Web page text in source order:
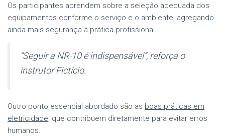
Os participantes aprendem sobre a seleção adequada dos
equipamentos conforme o serviço e o ambiente, agregando
ainda mais segurança à prática profissional.
“Seguir a NR-10 é indispensável”, reforça o
instrutor Fictício.
Outro ponto essencial abordado são as boas práticas em
eletricidade, que contribuem diretamente para evitar erros
humanos.